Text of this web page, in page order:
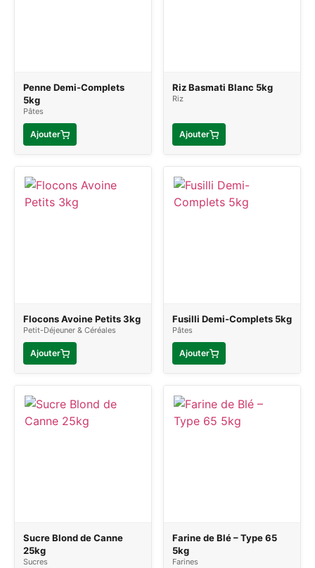
Penne Demi-Complets
5kg
Pâtes
Ajouter
Riz Basmati Blanc 5kg
Riz
Ajouter
Flocons Avoine Petits 3kg
Petit-Déjeuner & Céréales
Ajouter
Fusilli Demi-Complets 5kg
Pâtes
Ajouter
Sucre Blond de Canne
25kg
Sucres
Farine de Blé – Type 65
5kg
Farines